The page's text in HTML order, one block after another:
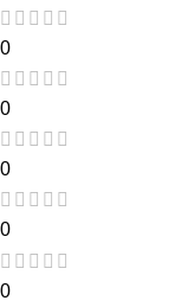
0
0
0
0
0